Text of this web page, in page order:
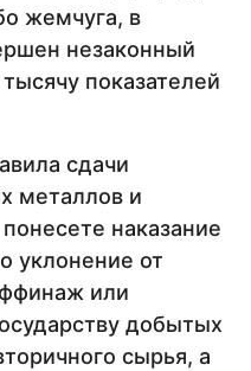
жемчуга, в
незаконный
показателей
сдачи
металлов и
наказание
уклонение от
или
добытых
сырья, а